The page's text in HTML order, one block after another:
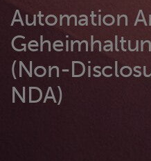
Automation
(Non-
NDA)